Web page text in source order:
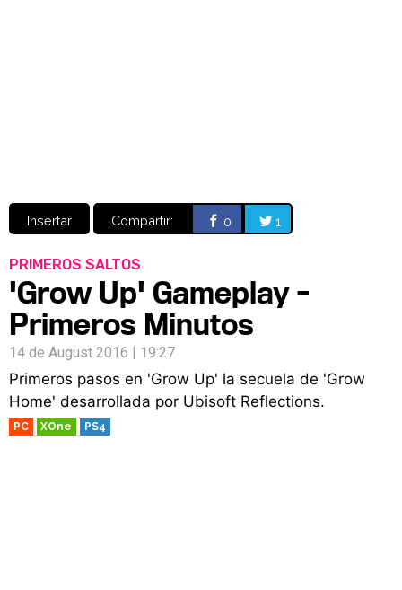
Insertar Compartir: 0 1
PRIMEROS SALTOS
'Grow Up' Gameplay -
Primeros Minutos
14 de August 2016 | 19:27
Primeros pasos en 'Grow Up' la secuela de 'Grow
Home' desarrollada por Ubisoft Reflections.
PC XOne PS4